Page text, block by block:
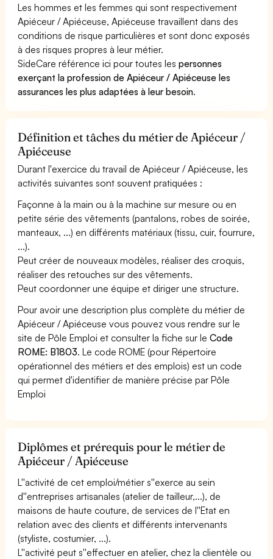
Les hommes et les femmes qui sont respectivement
Apiéceur / Apiéceuse, Apiéceuse travaillent dans des
conditions de risque particulières et sont donc exposés
à des risques propres à leur métier.
SideCare référence ici pour toutes lespersonnes
exerçant la profession de Apiéceur / Apiéceuse les
assurances les plus adaptées à leur besoin.
Définition et tâches du métier de Apiéceur /
Apiéceuse
Durant l'exercice du travail de Apiéceur / Apiéceuse, les
activités suivantes sont souvent pratiquées :
Façonne à la main ou à la machine sur mesure ou en
petite série des vêtements (pantalons, robes de soirée,
manteaux, ...) en différents matériaux (tissu, cuir, fourrure,
...).
Peut créer de nouveaux modèles, réaliser des croquis,
réaliser des retouches sur des vêtements.
Peut coordonner une équipe et diriger une structure.
Pour avoir une description plus complète du métier de
Apiéceur / Apiéceuse vous pouvez vous rendre sur le
site de Pôle Emploi et consulter la fiche sur leCode
ROME: B1803. Le code ROME (pour Répertoire
opérationnel des métiers et des emplois) est un code
qui permet d'identifier de manière précise par Pôle
Emploi
Diplômes et prérequis pour le métier de
Apiéceur / Apiéceuse
L''activité de cet emploi/métier s''exerce au sein
d''entreprises artisanales (atelier de tailleur,...), de
maisons de haute couture, de services de l''Etat en
relation avec des clients et différents intervenants
(styliste, costumier, ...).
L''activité peut s''effectuer en atelier, chez la clientèle ou